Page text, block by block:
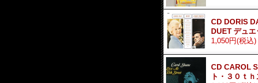
CD DORIS
DUET デュエ
1,050円(税込)
CD CAROL
ト・３０ｔ